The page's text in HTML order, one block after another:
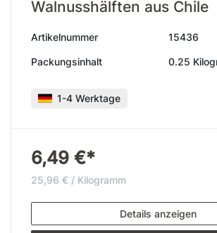
Walnusshälften aus Chile
Artikelnummer 15436
Packungsinhalt 0.25
1-4 Werktage
6,49 €*
25,96 € / Kilogramm
Details anzeigen